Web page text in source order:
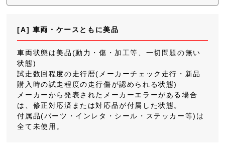
[A] 車両・ケースともに美品
車両状態は美品(動力・傷・加工等、一切問題の無い
状態)
試走数回程度の走行暦(メーカーチェック走行・新品
購入時の試走程度の走行傷が認められる状態)
メーカーから発表されたメーカーエラーがある場合
は、修正対応済または対応品が付属した状態。
付属品(パーツ・インレタ・シール・ステッカー等)は
全て未使用。